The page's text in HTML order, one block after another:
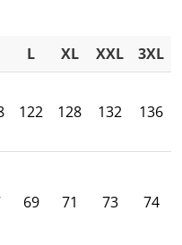
L XL XXL
3XL
122 128 132 136
69 71 73 74